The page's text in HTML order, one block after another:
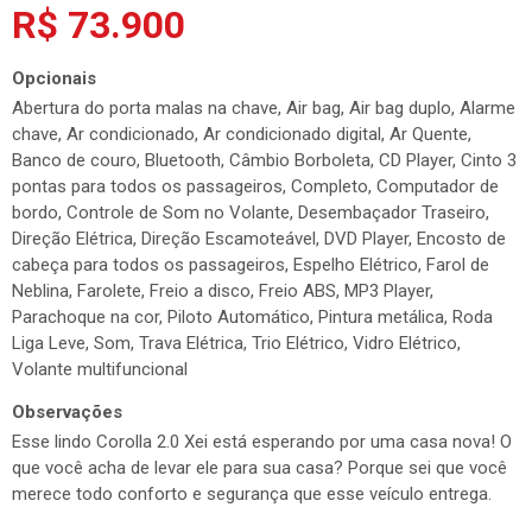
R$ 73.900
Opcionais
Abertura do porta malas na chave, Air bag, Air bag duplo, Alarme
chave, Ar condicionado, Ar condicionado digital, Ar Quente,
Banco de couro, Bluetooth, Câmbio Borboleta, CD Player, Cinto 3
pontas para todos os passageiros, Completo, Computador de
bordo, Controle de Som no Volante, Desembaçador Traseiro,
Direção Elétrica, Direção Escamoteável, DVD Player, Encosto de
cabeça para todos os passageiros, Espelho Elétrico, Farol de
Neblina, Farolete, Freio a disco, Freio ABS, MP3 Player,
Parachoque na cor, Piloto Automático, Pintura metálica, Roda
Liga Leve, Som, Trava Elétrica, Trio Elétrico, Vidro Elétrico,
Volante multifuncional
Observações
Esse lindo Corolla 2.0 Xei está esperando por uma casa nova! O
que você acha de levar ele para sua casa? Porque sei que você
merece todo conforto e segurança que esse veículo entrega.